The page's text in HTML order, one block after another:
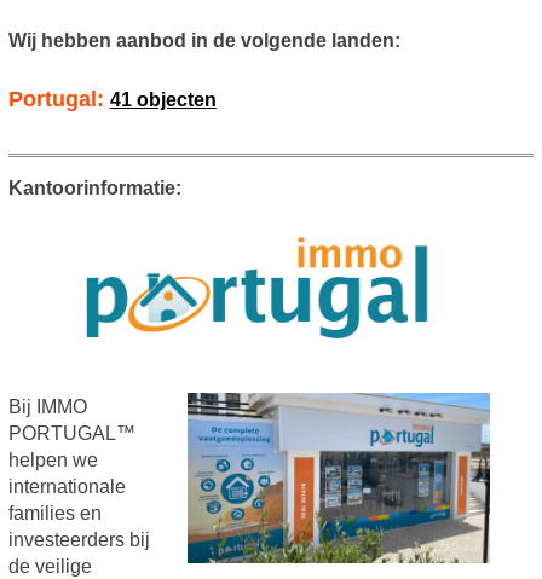
Wij hebben aanbod in de volgende landen:
Portugal: 41 objecten
Kantoorinformatie:
Bij IMMO
PORTUGAL™
helpen we
internationale
families en
investeerders bij
de veilige